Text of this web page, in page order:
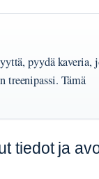
pyydä kaveria,
treenipassi. Tämä
tiedot ja